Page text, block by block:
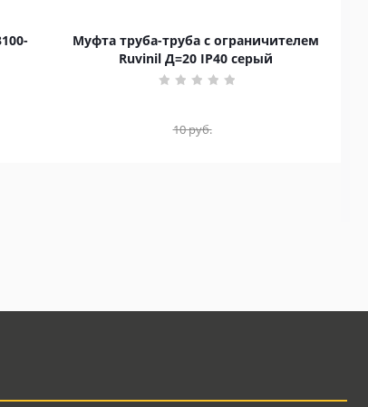
Муфта труба-труба с ограничителем
Ruvinil Д=20 IP40 серый
10руб.